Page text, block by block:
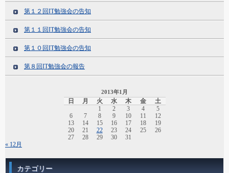
第１２回IT勉強会の告知
第１１回IT勉強会の告知
第１０回IT勉強会の告知
第８回IT勉強会の報告
2013年1月
日 月 火 水 木 金
土
1
2 3 4
5
6
7 8 9 10 11
12
13
14 15 16 17 18
19
20
21 22 23 24 25
26
27
28 29 30
31
« 12月
カテゴリー